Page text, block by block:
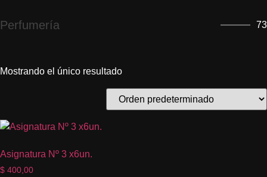
Perfumería 73
Mostrando el único resultado
Asignatura Nº 3 x6un.
$ 400,00